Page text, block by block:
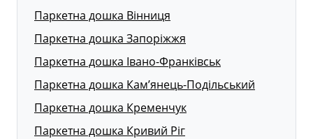
Паркетна дошка Вінниця
Паркетна дошка Запоріжжя
Паркетна дошка Івано-Франківськ
Паркетна дошка Кам’янець-Подільський
Паркетна дошка Кременчук
Паркетна дошка Кривий Ріг